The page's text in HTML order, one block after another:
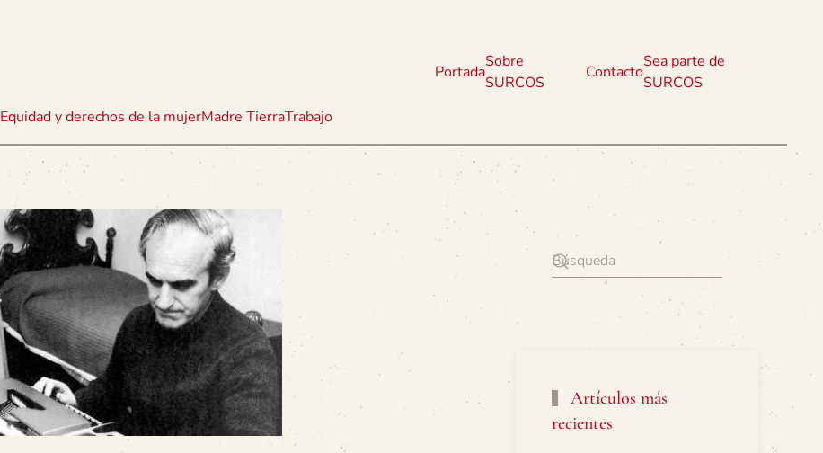
Equidad y derechos de la mujerMadre TierraTrabajo
Portada
Sobre
SURCOS
Contacto
Sea parte de
SURCOS
Artículos más
recientes